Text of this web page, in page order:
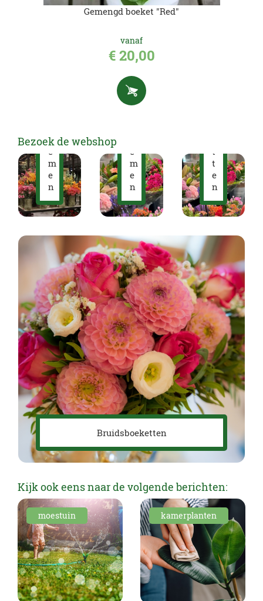
Gemengd boeket "Red"
vanaf
€ 20,00
Bezoek de webshop
o
e
m
e
n
e
m
e
n
t
t
e
n
Bruidsboeketten
Kijk ook eens naar de volgende berichten:
moestuin kamerplanten